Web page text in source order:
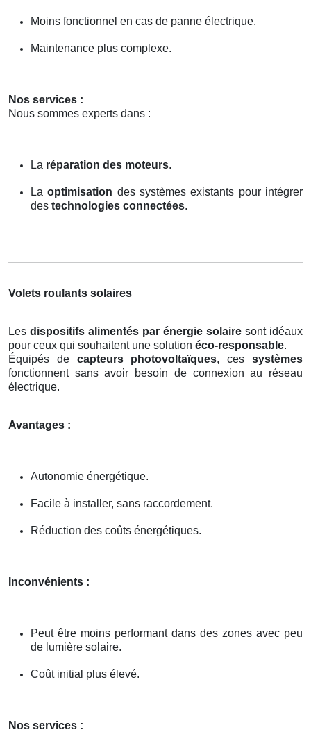
Moins fonctionnel en cas de panne électrique.
Maintenance plus complexe.
Nos services :
Nous sommes experts dans :
La réparation des moteurs.
Laoptimisation des systèmes existants pour intégrer
des technologies connectées.
Volets roulants solaires
Les dispositifs alimentés par énergie solaire sont idéaux
pour ceux qui souhaitent une solution éco-responsable.
Équipés de capteurs photovoltaïques, cessystèmes
fonctionnent sans avoir besoin de connexion au réseau
électrique.
Avantages :
Autonomie énergétique.
Facile à installer, sans raccordement.
Réduction des coûts énergétiques.
Inconvénients :
Peut être moins performant dans des zones avec peu
de lumière solaire.
Coût initial plus élevé.
Nos services :